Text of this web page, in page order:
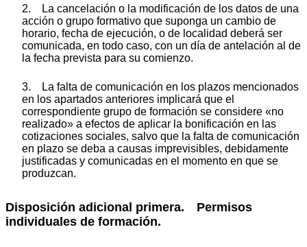
2. La cancelación o la modificación de los datos de una
acción o grupo formativo que suponga un cambio de
horario, fecha de ejecución, o de localidad deberá ser
comunicada, en todo caso, con un día de antelación al de
la fecha prevista para su comienzo.
3. La falta de comunicación en los plazos mencionados
en los apartados anteriores implicará que el
correspondiente grupo de formación se considere «no
realizado» a efectos de aplicar la bonificación en las
cotizaciones sociales, salvo que la falta de comunicación
en plazo se deba a causas imprevisibles, debidamente
justificadas y comunicadas en el momento en que se
produzcan.
Disposición adicional primera. Permisos
individuales de formación.